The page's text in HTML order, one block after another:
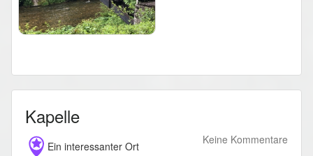
Kapelle
Ein interessanter Ort
Keine Kommentare